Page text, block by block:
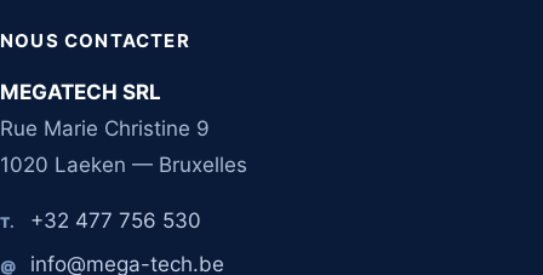
NOUS CONTACTER
MEGATECH SRL
Rue Marie Christine 9
1020 Laeken — Bruxelles
T. +32 477 756 530
@ info@mega-tech.be